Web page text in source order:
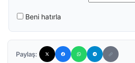
Beni hatırla
Paylaş: